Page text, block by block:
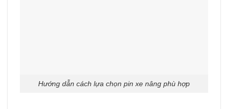
Hướng dẫn cách lựa chọn pin xe nâng phù hợp